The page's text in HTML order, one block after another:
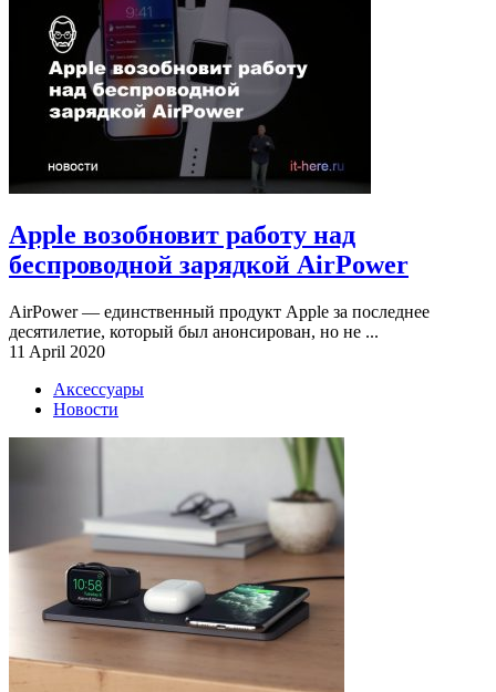
Apple возобновит работу над
беспроводной зарядкой AirPower
AirPower — единственный продукт Apple за последнее
десятилетие, который был анонсирован, но не ...
11 April 2020
Аксессуары
Новости